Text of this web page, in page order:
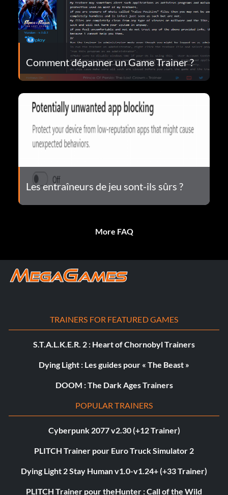
Comment dépanner un Game Trainer ?
Les entraîneurs de jeu sont-ils sûrs ?
More FAQ
TRAINERS FOR FEATURED GAMES
S.T.A.L.K.E.R. 2 : Heart of Chornobyl Trainers
Dying Light : Les guides pour « The Beast »
DOOM : The Dark Ages Trainers
POPULAR TRAINERS
Cyberpunk 2077 v2.30 (+12 Trainer)
PLITCH Trainer pour Euro Truck Simulator 2
Dying Light 2 Stay Human v1.0-v1.24+ (+33 Trainer)
PLITCH Trainer pour theHunter : Call of the Wild